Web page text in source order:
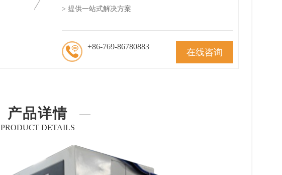
> 提供一站式解决方案
+86-769-86780883
在线咨询
产品详情
PRODUCT DETAILS